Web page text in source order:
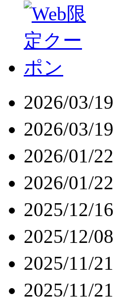
2026/03/19
2026/03/19
2026/01/22
2026/01/22
2025/12/16
2025/12/08
2025/11/21
2025/11/21